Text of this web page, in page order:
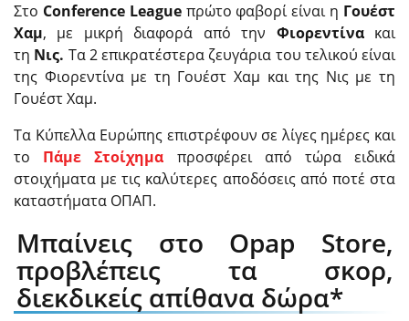
Στο Conference Leagueπρώτο φαβορί είναι η Γουέστ
Χαμ, με μικρή διαφορά από την Φιορεντίνακαι
τη Νις. Τα 2 επικρατέστερα ζευγάρια του τελικού είναι
της Φιορεντίνα με τη Γουέστ Χαμ και της Νις με τη
Γουέστ Χαμ.
Τα Κύπελλα Ευρώπης επιστρέφουν σε λίγες ημέρες και
το Πάμε Στοίχημα προσφέρει από τώρα ειδικά
στοιχήματα με τις καλύτερες αποδόσεις από ποτέ στα
καταστήματα ΟΠΑΠ.
Μπαίνεις στο Opap Store,
προβλέπεις τα σκορ,
διεκδικείς απίθανα δώρα*